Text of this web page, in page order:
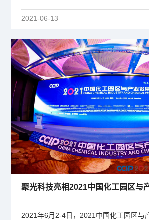
2021-06-13
聚光科技亮相2021中国化工园区与
2021年6月2-4日，2021中国化工园区与